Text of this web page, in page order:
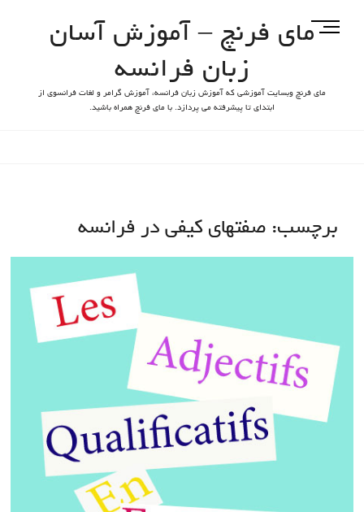
مای فرنچ – آموزش آسان
زبان فرانسه
مای فرنچ وبسایت آموزشی که آموزش زبان فرانسه، آموزش گرامر و لغات فرانسوی از
ابتدای تا پیشرفته می پردازد. با مای فرنچ همراه باشید.
M
برچسب: صفتهای کیفی در فرانسه